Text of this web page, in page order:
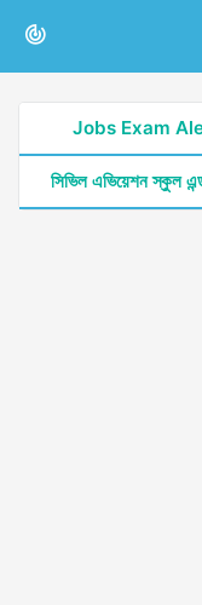
Jobs Exam
সিভিল এভিয়েশন স্কুল